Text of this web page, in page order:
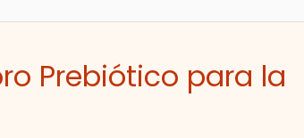
Prebiótico para la